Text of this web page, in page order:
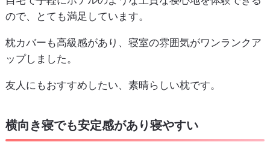
ので、とても満足しています。
枕カバーも高級感があり、寝室の雰囲気がワンランクア
ップしました。
友人にもおすすめしたい、素晴らしい枕です。
横向き寝でも安定感があり寝やすい